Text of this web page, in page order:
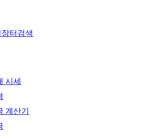
장터 검색
시세
계산기